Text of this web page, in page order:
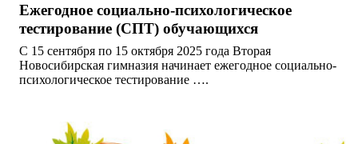
Ежегодное социально-психологическое
тестирование (СПТ) обучающихся
С 15 сентября по 15 октября 2025 года Вторая
Новосибирская гимназия начинает ежегодное социально-
психологическое тестирование ….